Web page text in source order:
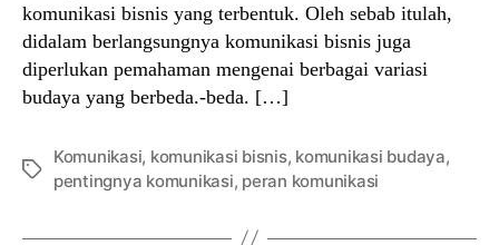
komunikasi bisnis yang terbentuk. Oleh sebab itulah,
didalam berlangsungnya komunikasi bisnis juga
diperlukan pemahaman mengenai berbagai variasi
budaya yang berbeda.-beda. […]
Tags
Komunikasi, komunikasi bisnis, komunikasi budaya,
pentingnya komunikasi, peran komunikasi